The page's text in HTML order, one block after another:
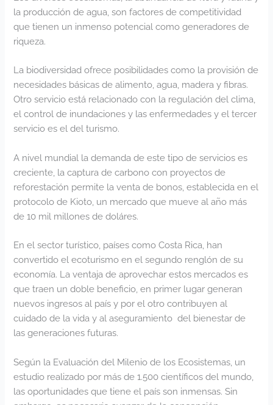
la producción de agua, son factores de competitividad
que tienen un inmenso potencial como generadores de
riqueza.
La biodiversidad ofrece posibilidades como la provisión de
necesidades básicas de alimento, agua, madera y fibras.
Otro servicio está relacionado con la regulación del clima,
el control de inundaciones y las enfermedades y el tercer
servicio es el del turismo.
A nivel mundial la demanda de este tipo de servicios es
creciente, la captura de carbono con proyectos de
reforestación permite la venta de bonos, establecida en el
protocolo de Kioto, un mercado que mueve al año más
de 10 mil millones de doláres.
En el sector turístico, países como Costa Rica, han
convertido el ecoturismo en el segundo renglón de su
economía. La ventaja de aprovechar estos mercados es
que traen un doble beneficio, en primer lugar generan
nuevos ingresos al país y por el otro contribuyen al
cuidado de la vida y al aseguramiento del bienestar de
las generaciones futuras.
Según la Evaluación del Milenio de los Ecosistemas, un
estudio realizado por más de 1.500 científicos del mundo,
las oportunidades que tiene el país son inmensas. Sin